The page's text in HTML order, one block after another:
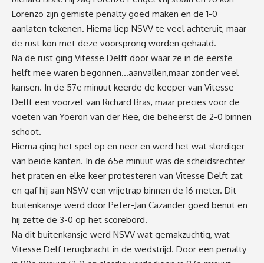
Lorenzo zijn gemiste penalty goed maken en de 1-0
aanlaten tekenen. Hierna liep NSVV te veel achteruit, maar
de rust kon met deze voorsprong worden gehaald.
Na de rust ging Vitesse Delft door waar ze in de eerste
helft mee waren begonnen…aanvallen,maar zonder veel
kansen. In de 57e minuut keerde de keeper van Vitesse
Delft een voorzet van Richard Bras, maar precies voor de
voeten van Yoeron van der Ree, die beheerst de 2-0 binnen
schoot.
Hierna ging het spel op en neer en werd het wat slordiger
van beide kanten. In de 65e minuut was de scheidsrechter
het praten en elke keer protesteren van Vitesse Delft zat
en gaf hij aan NSVV een vrijetrap binnen de 16 meter. Dit
buitenkansje werd door Peter-Jan Cazander goed benut en
hij zette de 3-0 op het scorebord.
Na dit buitenkansje werd NSVV wat gemakzuchtig, wat
Vitesse Delfterugbracht in de wedstrijd. Door een penalty